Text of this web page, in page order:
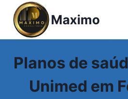
Maximo
Planos de
Unimed em